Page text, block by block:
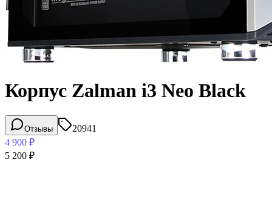
Корпус Zalman i3 Neo Black
Отзывы
20941
4 900 ₽
5 200 ₽